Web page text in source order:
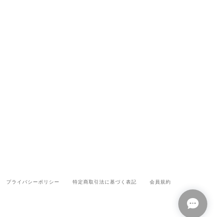
プライバシーポリシー 特定商取引法に基づく表記 会員規約